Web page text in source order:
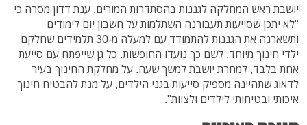
יושבת ראש המחלקה לגננות בהסתדרות המורים, ענת דדון מסרה כי
"לא יתכן שסייעות תעבורנה השתלמות על חשבון יום לימודים
ותשארנה את הגננות להתמודד עם למעלה מ-30 תלמידים שחלקם
ילדי חינוך מיוחד. לשם כך נועדו החופשות. כל גן שייפתח עם סייעת
אחת בלבד, למחרת יושבת למשך שעה. על מחלקת החינוך בעיר
לדאוג שתהיינה מספיק סייעות בגני הילדים, על מנת להבטיח חינוך
איכותי ובטיחותי לילדים ולצוות".